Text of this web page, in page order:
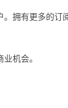
。拥有更多的订
机会。